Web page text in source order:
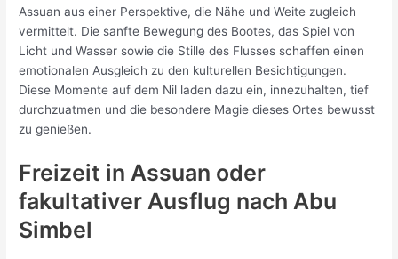
Assuan aus einer Perspektive, die Nähe und Weite zugleich
vermittelt. Die sanfte Bewegung des Bootes, das Spiel von
Licht und Wasser sowie die Stille des Flusses schaffen einen
emotionalen Ausgleich zu den kulturellen Besichtigungen.
Diese Momente auf dem Nil laden dazu ein, innezuhalten, tief
durchzuatmen und die besondere Magie dieses Ortes bewusst
zu genießen.
Freizeit in Assuan oder
fakultativer Ausflug nach Abu
Simbel